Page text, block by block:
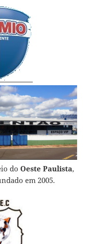
do Oeste Paulista,
em 2005.